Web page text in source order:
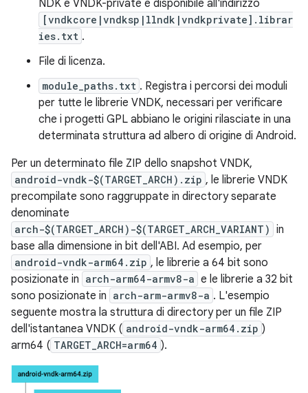
NDK e VNDK-private è disponibile all'indirizzo
[vndkcore|vndksp|llndk|vndkprivate].librar
ies.txt .
File di licenza.
module_paths.txt . Registra i percorsi dei moduli
per tutte le librerie VNDK, necessari per verificare
che i progetti GPL abbiano le origini rilasciate in una
determinata struttura ad albero di origine di Android.
Per un determinato file ZIP dello snapshot VNDK,
android-vndk-$(TARGET_ARCH).zip , le librerie VNDK
precompilate sono raggruppate in directory separate
denominate
arch-$(TARGET_ARCH)-$(TARGET_ARCH_VARIANT) in
base alla dimensione in bit dell'ABI. Ad esempio, per
android-vndk-arm64.zip , le librerie a 64 bit sono
posizionate in arch-arm64-armv8-a e le librerie a 32 bit
sono posizionate in arch-arm-armv8-a . L'esempio
seguente mostra la struttura di directory per un file ZIP
dell'istantanea VNDK ( android-vndk-arm64.zip )
arm64 ( TARGET_ARCH=arm64 ).